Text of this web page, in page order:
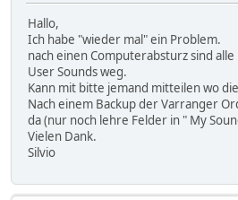
Hallo,
Ich habe "wieder mal" ein Problem.
nach einen Computerabsturz sind
User Sounds weg.
Kann mit bitte jemand mitteilen wo
Nach einem Backup der Varranger
da (nur noch lehre Felder in " My
Vielen Dank.
Silvio